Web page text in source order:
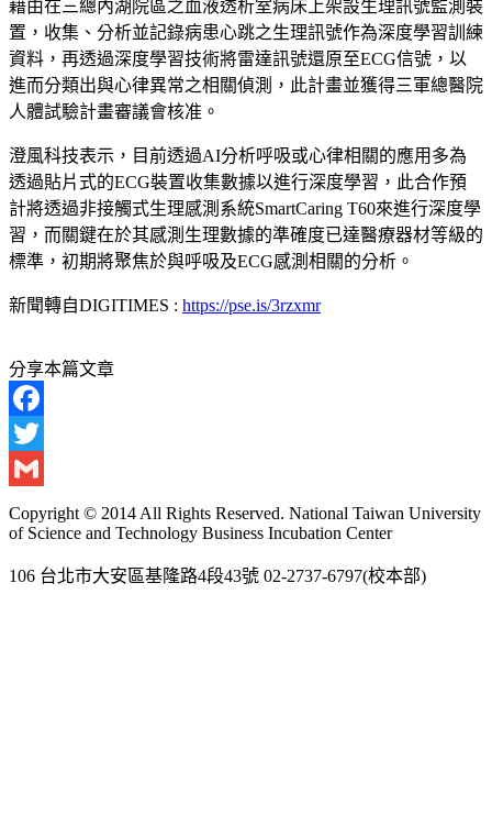
藉由在三總內湖院區之血液透析室病床上架設生理訊號監測裝
置，收集、分析並記錄病患心跳之生理訊號作為深度學習訓練
資料，再透過深度學習技術將雷達訊號還原至ECG信號，以
進而分類出與心律異常之相關偵測，此計畫並獲得三軍總醫院
人體試驗計畫審議會核准。
澄風科技表示，目前透過AI分析呼吸或心律相關的應用多為
透過貼片式的ECG裝置收集數據以進行深度學習，此合作預
計將透過非接觸式生理感測系統SmartCaring T60來進行深度學
習，而關鍵在於其感測生理數據的準確度已達醫療器材等級的
標準，初期將聚焦於與呼吸及ECG感測相關的分析。
新聞轉自DIGITIMES : https://pse.is/3rzxmr
分享本篇文章
Facebook
Twitter
Gmail
Copyright © 2014 All Rights Reserved. National Taiwan University
of Science and Technology Business Incubation Center
106 台北市大安區基隆路4段43號 02-2737-6797(校本部)